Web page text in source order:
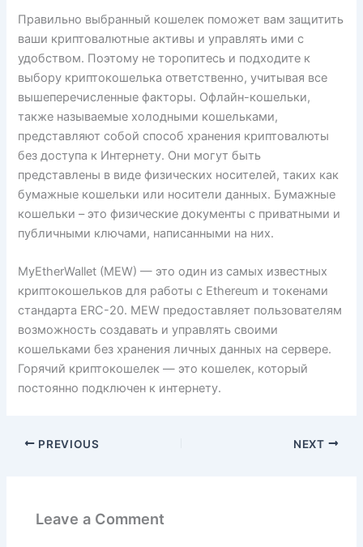
Правильно выбранный кошелек поможет вам защитить
ваши криптовалютные активы и управлять ими с
удобством. Поэтому не торопитесь и подходите к
выбору криптокошелька ответственно, учитывая все
вышеперечисленные факторы. Офлайн-кошельки,
также называемые холодными кошельками,
представляют собой способ хранения криптовалюты
без доступа к Интернету. Они могут быть
представлены в виде физических носителей, таких как
бумажные кошельки или носители данных. Бумажные
кошельки – это физические документы с приватными и
публичными ключами, написанными на них.
MyEtherWallet (MEW) — это один из самых известных
криптокошельков для работы с Ethereum и токенами
стандарта ERC-20. MEW предоставляет пользователям
возможность создавать и управлять своими
кошельками без хранения личных данных на сервере.
Горячий криптокошелек — это кошелек, который
постоянно подключен к интернету.
PREVIOUS NEXT
Leave a Comment